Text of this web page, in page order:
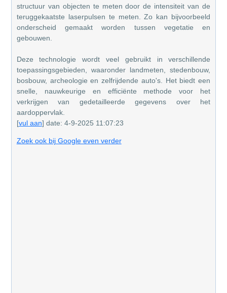
structuur van objecten te meten door de intensiteit van de
teruggekaatste laserpulsen te meten. Zo kan bijvoorbeeld
onderscheid gemaakt worden tussen vegetatie en
gebouwen.
Deze technologie wordt veel gebruikt in verschillende
toepassingsgebieden, waaronder landmeten, stedenbouw,
bosbouw, archeologie en zelfrijdende auto's. Het biedt een
snelle, nauwkeurige en efficiënte methode voor het
verkrijgen van gedetailleerde gegevens over het
aardoppervlak.
[vul aan] date: 4-9-2025 11:07:23
Zoek ook bij Google even verder